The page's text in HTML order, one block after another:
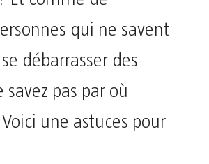
qui ne savent
débarrasser des
savez pas par où
une astuces pour